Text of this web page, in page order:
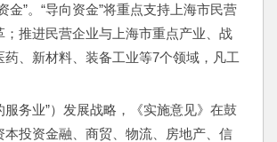
”。“导向资金”将重点支持上海市民营
推进民营企业与上海市重点产业、战
、新材料、装备工业等7个领域，凡工
务业”）发展战略，《实施意见》在鼓
投资金融、商贸、物流、房地产、信